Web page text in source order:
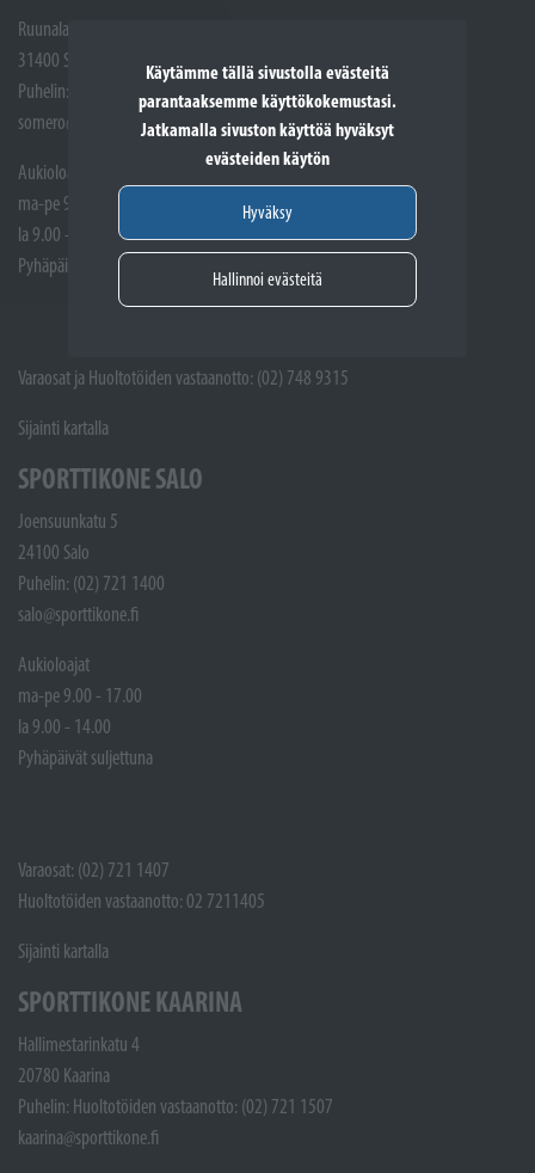
Käytämme tällä sivustolla evästeitä
parantaaksemme käyttökokemustasi.
Jatkamalla sivuston käyttöä hyväksyt
evästeiden käytön
Hyväksy
Hallinnoi evästeitä
Ruunalantie 5
31400 Somero
Puhelin: (02) 748 9300
somero@sporttikone.fi
Aukioloajat
ma-pe 9.00 - 17.00
la 9.00 - 14.00
Pyhäpäivät suljettuna
Varaosat ja Huoltotöiden vastaanotto: (02) 748 9315
Sijainti kartalla
SPORTTIKONE SALO
Joensuunkatu 5
24100 Salo
Puhelin: (02) 721 1400
salo@sporttikone.fi
Aukioloajat
ma-pe 9.00 - 17.00
la 9.00 - 14.00
Pyhäpäivät suljettuna
Varaosat: (02) 721 1407
Huoltotöiden vastaanotto: 02 7211405
Sijainti kartalla
SPORTTIKONE KAARINA
Hallimestarinkatu 4
20780 Kaarina
Puhelin: Huoltotöiden vastaanotto: (02) 721 1507
kaarina@sporttikone.fi